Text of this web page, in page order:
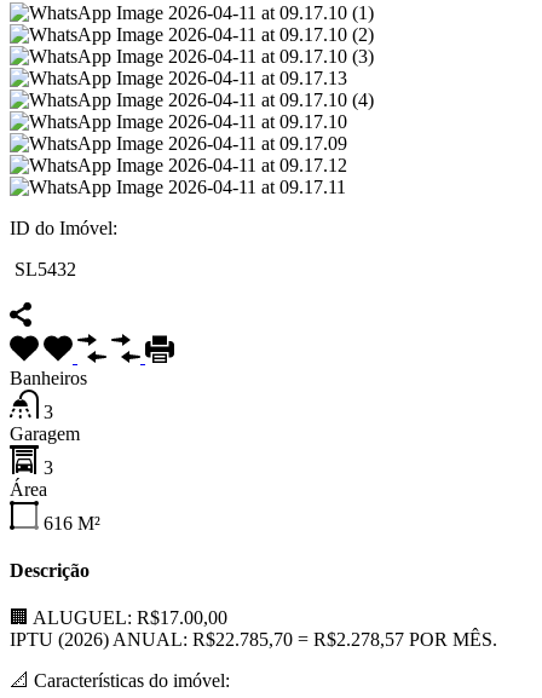
ID do Imóvel:
SL5432
Banheiros
3
Garagem
3
Área
616 M²
Descrição
🏢 ALUGUEL: R$17.00,00
IPTU (2026) ANUAL: R$22.785,70 = R$2.278,57 POR MÊS.
📐 Características do imóvel: